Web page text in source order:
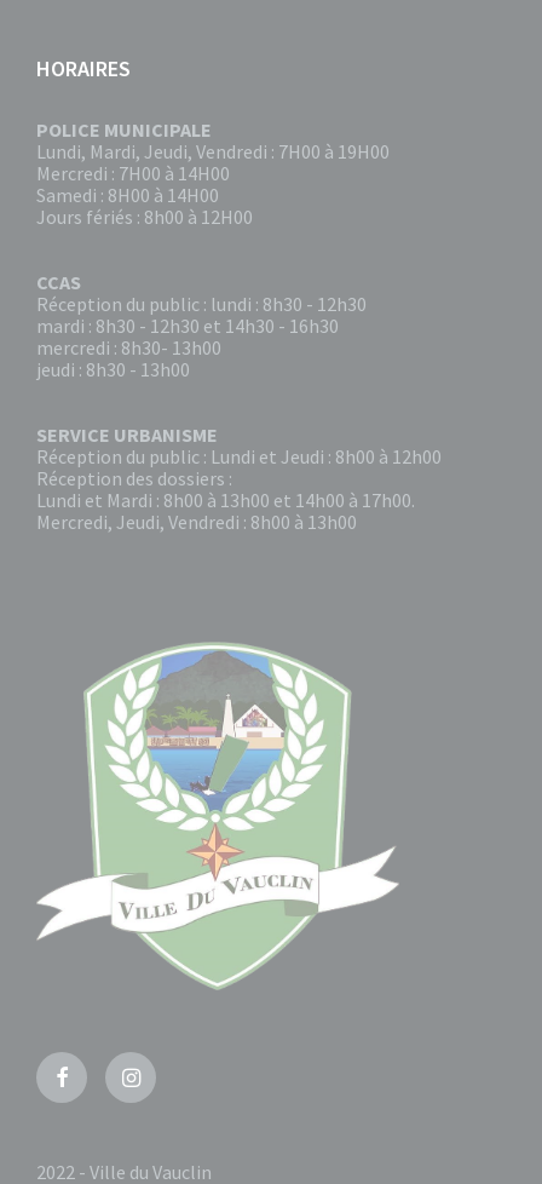
HORAIRES
POLICE MUNICIPALE
Lundi, Mardi, Jeudi, Vendredi : 7H00 à 19H00
Mercredi : 7H00 à 14H00
Samedi : 8H00 à 14H00
Jours fériés : 8h00 à 12H00
CCAS
Réception du public : lundi : 8h30 - 12h30
mardi : 8h30 - 12h30 et 14h30 - 16h30
mercredi : 8h30- 13h00
jeudi : 8h30 - 13h00
SERVICE URBANISME
Réception du public : Lundi et Jeudi : 8h00 à 12h00
Réception des dossiers :
Lundi et Mardi : 8h00 à 13h00 et 14h00 à 17h00.
Mercredi, Jeudi, Vendredi : 8h00 à 13h00
FacebookInstagram
2022 - Ville du Vauclin